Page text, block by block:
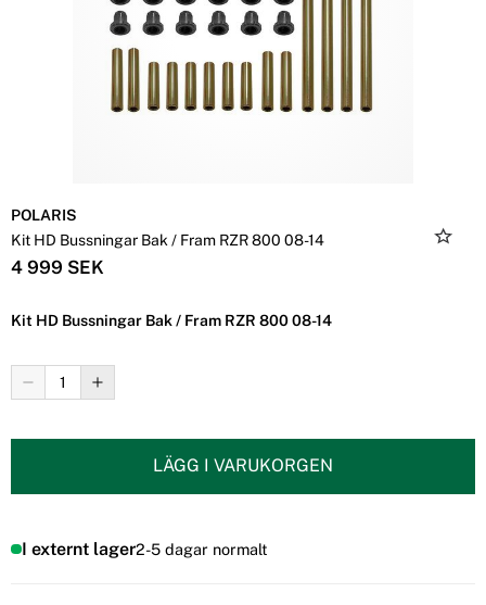
POLARIS
Kit HD Bussningar Bak / Fram RZR 800 08-14
4 999 SEK
Kit HD Bussningar Bak / Fram RZR 800 08-14
LÄGG I VARUKORGEN
I externt lager2-5 dagar normalt